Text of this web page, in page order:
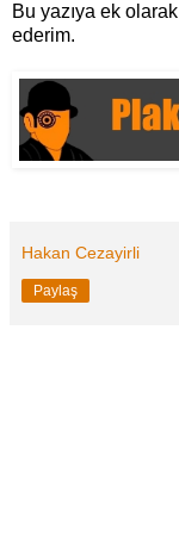
Bu yazıya ek olarak
ederim.
Hakan Cezayirli
Paylaş